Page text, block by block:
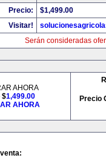
Precio:
$1,499.00
Visitar!
Serán consideradas
AHORA
$1,499.00
AHORA
Precio